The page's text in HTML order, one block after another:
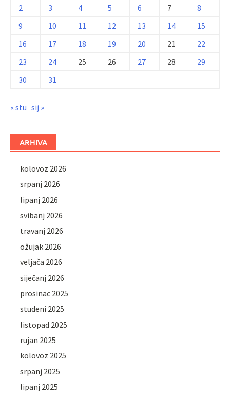
2
3 4 5 6 7
8
9
10 11 12 13 14
15
16
17 18 19 20 21
22
23
24 25 26 27 28
29
30
31
« stu sij »
ARHIVA
kolovoz 2026
srpanj 2026
lipanj 2026
svibanj 2026
travanj 2026
ožujak 2026
veljača 2026
siječanj 2026
prosinac 2025
studeni 2025
listopad 2025
rujan 2025
kolovoz 2025
srpanj 2025
lipanj 2025